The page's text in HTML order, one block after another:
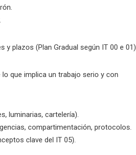
y plazos (Plan Gradual según IT 00 e
que implica un trabajo serio y con
luminarias, cartelería).
compartimentación, protocolos.
clave del IT 05).